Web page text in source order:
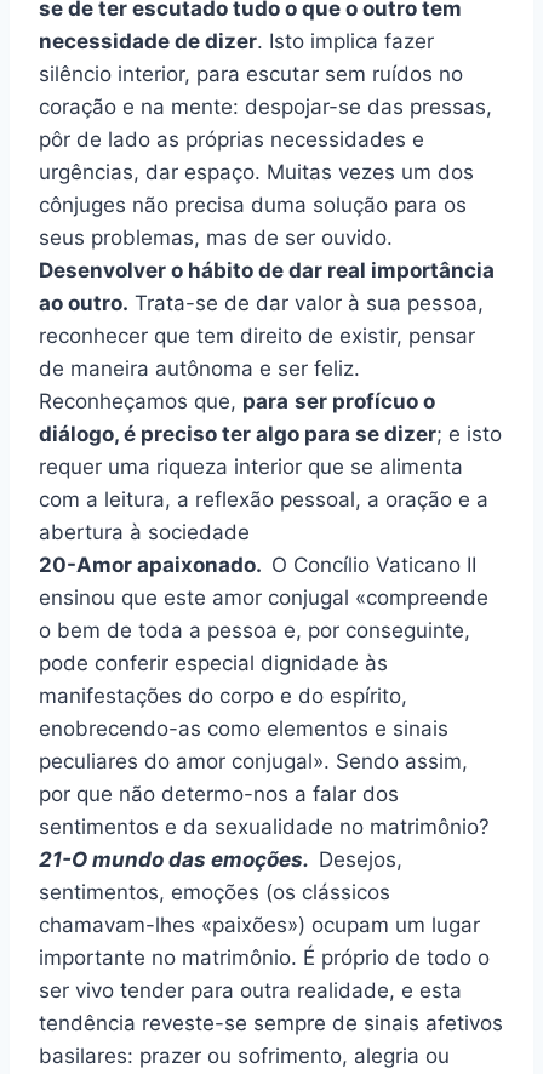
se de ter escutado tudo o que o outro tem
necessidade de dizer. Isto implica fazer
silêncio interior, para escutar sem ruídos no
coração e na mente: despojar-se das pressas,
pôr de lado as próprias necessidades e
urgências, dar espaço. Muitas vezes um dos
cônjuges não precisa duma solução para os
seus problemas, mas de ser ouvido.
Desenvolver o hábito de dar real importância
ao outro. Trata-se de dar valor à sua pessoa,
reconhecer que tem direito de existir, pensar
de maneira autônoma e ser feliz.
Reconheçamos que, para ser profícuo o
diálogo, é preciso ter algo para se dizer; e isto
requer uma riqueza interior que se alimenta
com a leitura, a reflexão pessoal, a oração e a
abertura à sociedade
20-Amor apaixonado. O Concílio Vaticano II
ensinou que este amor conjugal «compreende
o bem de toda a pessoa e, por conseguinte,
pode conferir especial dignidade às
manifestações do corpo e do espírito,
enobrecendo-as como elementos e sinais
peculiares do amor conjugal». Sendo assim,
por que não determo-nos a falar dos
sentimentos e da sexualidade no matrimônio?
21-O mundo das emoções. Desejos,
sentimentos, emoções (os clássicos
chamavam-lhes «paixões») ocupam um lugar
importante no matrimônio. É próprio de todo o
ser vivo tender para outra realidade, e esta
tendência reveste-se sempre de sinais afetivos
basilares: prazer ou sofrimento, alegria ou